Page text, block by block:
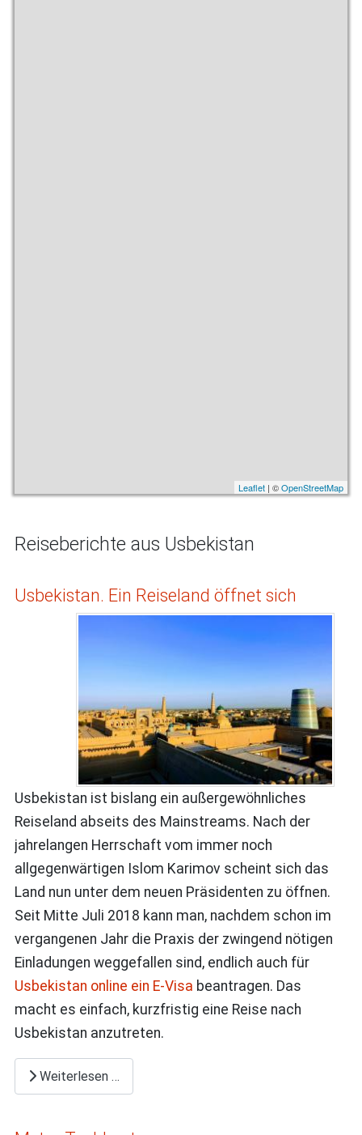
Leaflet | ©OpenStreetMap
Reiseberichte aus Usbekistan
Usbekistan. Ein Reiseland öffnet sich
Usbekistan ist bislang ein außergewöhnliches
Reiseland abseits des Mainstreams. Nach der
jahrelangen Herrschaft vom immer noch
allgegenwärtigen Islom Karimov scheint sich das
Land nun unter dem neuen Präsidenten zu öffnen.
Seit Mitte Juli 2018 kann man, nachdem schon im
vergangenen Jahr die Praxis der zwingend nötigen
Einladungen weggefallen sind, endlich auch für
Usbekistan online ein E-Visa beantragen. Das
macht es einfach, kurzfristig eine Reise nach
Usbekistan anzutreten.
Weiterlesen …